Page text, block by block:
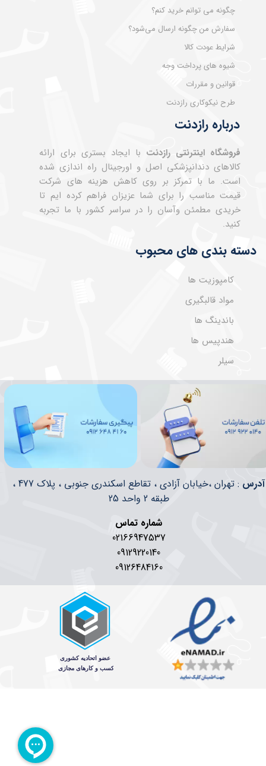
درباره رازدنت
فروشگاه اینترنتی رازدنت با ایجاد بستری برای ارائه
کالاهای دندانپزشکی اصل و اورجینال راه اندازی شده
است. ما با تمرکز بر روی کاهش هزینه های شرکت
قیمت مناسب را برای شما عزیزان فراهم کرده ایم تا
خریدی مطمئن وآسان را در سراسر کشور با ما تجربه
کنید.
چگونه می توانم خرید کنم؟
سفارش من چگونه ارسال می‌شود؟
شرایط عودت کالا
شیوه های پرداخت وجه
قوانین و مقررات
طرح نیکوکاری رازدنت
دسته بندی های محبوب
کامپوزیت ها
مواد قالبگیری
باندینگ ها
هندپیس ها
سیلر
​​آدرس
: تهران ،خیابان آزادی ، تقاطع اسکندری جنوبی ، پلاک 477 ،
طبقه 2 واحد 25
شماره تماس
02166947537
09129220140
09126484160